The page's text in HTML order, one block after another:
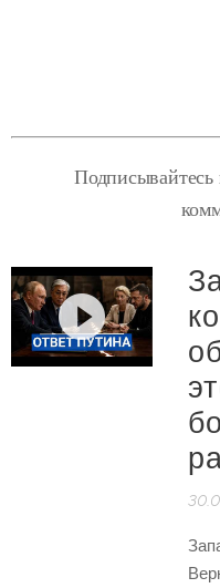
Подписывайтесь